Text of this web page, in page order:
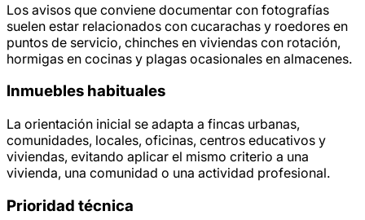
Los avisos que conviene documentar con fotografías
suelen estar relacionados con cucarachas y roedores en
puntos de servicio, chinches en viviendas con rotación,
hormigas en cocinas y plagas ocasionales en almacenes.
Inmuebles habituales
La orientación inicial se adapta a fincas urbanas,
comunidades, locales, oficinas, centros educativos y
viviendas, evitando aplicar el mismo criterio a una
vivienda, una comunidad o una actividad profesional.
Prioridad técnica